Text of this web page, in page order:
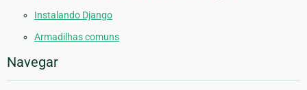
Instalando Django
Armadilhas comuns
Navegar